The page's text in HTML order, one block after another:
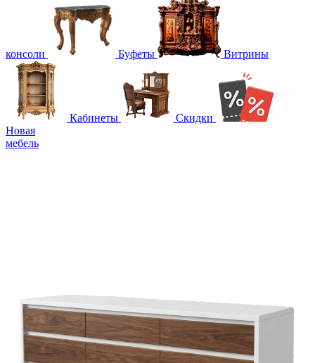
консоли Буфеты Витрины
Кабинеты
Скидки
Новая
мебель